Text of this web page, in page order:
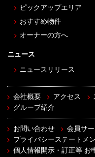
ピックアップエリア
おすすめ物件
オーナーの方へ
ニュース
ニュースリリース
会社概要 アクセス
グループ紹介
お問い合わせ 会員サ
プライバシーステートメ
個人情報開示・訂正等 お